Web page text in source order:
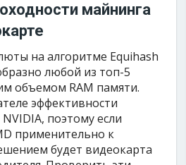
майнинга
на алгоритме Equihash
любой из топ-5
объемом RAM памяти.
эффективности
поэтому если
применительно к
будет видеокарта